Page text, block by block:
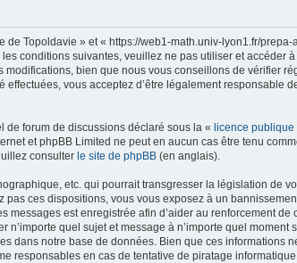
Topoldavie » et « https://web1-math.univ-lyon1.fr/
conditions suivantes, veuillez ne pas utiliser et accéder
bien que nous vous conseillons de vérifier
vous acceptez d’être légalement responsable
de forum de discussions déclaré sous la « licence publique
et phpBB Limited ne peut en aucun cas être tenu
consulter le site de phpBB (en anglais).
etc. qui pourrait transgresser la législation de
ces dispositions, vous vous exposez à un
messages est enregistrée afin d’aider au renforcement de
quel sujet et message à n’importe quel moment
dans notre base de données. Bien que ces informations
responsables en cas de tentative de piratage